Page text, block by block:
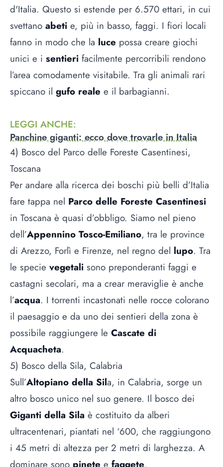
d'Italia. Questo si estende per 6.570 ettari, in cui
svettano abeti e, più in basso, faggi. I fiori locali
fanno in modo che la luce possa creare giochi
unici e i sentieri facilmente percorribili rendono
l’area comodamente visitabile. Tra gli animali rari
spiccano il gufo reale e il barbagianni.
LEGGI ANCHE:
Panchine giganti: ecco dove trovarle in Italia
4) Bosco del Parco delle Foreste Casentinesi,
Toscana
Per andare alla ricerca dei boschi più belli d’Italia
fare tappa nel Parco delle Foreste Casentinesi
in Toscana è quasi d’obbligo. Siamo nel pieno
dell’Appennino Tosco-Emiliano, tra le province
di Arezzo, Forlì e Firenze, nel regno del lupo. Tra
le specie vegetali sono preponderanti faggi e
castagni secolari, ma a crear meraviglie è anche
l’acqua. I torrenti incastonati nelle rocce colorano
il paesaggio e da uno dei sentieri della zona è
possibile raggiungere le Cascate di
Acquacheta.
5) Bosco della Sila, Calabria
Sull’Altopiano della Sila, in Calabria, sorge un
altro bosco unico nel suo genere. Il bosco dei
Giganti della Sila è costituito da alberi
ultracentenari, piantati nel ‘600, che raggiungono
i 45 metri di altezza per 2 metri di larghezza. A